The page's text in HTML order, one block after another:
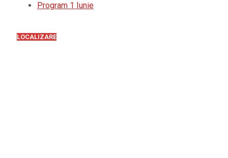
Program 1 Iunie
LOCALIZARE